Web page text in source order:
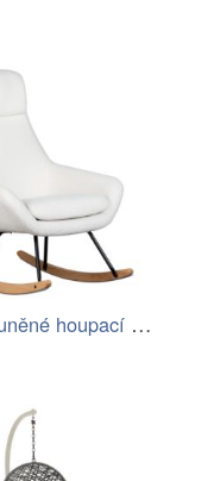
Bílé čalouněné houpací křeslo Quax…